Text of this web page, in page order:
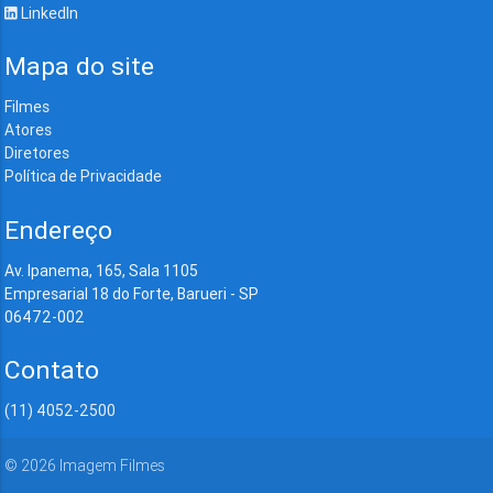
LinkedIn
Mapa do site
Filmes
Atores
Diretores
Política de Privacidade
Endereço
Av. Ipanema, 165, Sala 1105
Empresarial 18 do Forte, Barueri - SP
06472-002
Contato
(11) 4052-2500
© 2026 Imagem Filmes